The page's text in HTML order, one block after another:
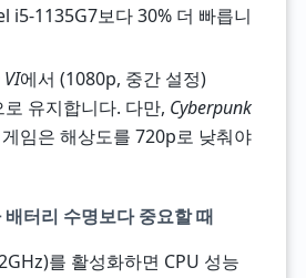
i5-1135G7보다 30% 더 빠릅니
에서 (1080p, 중간 설정)
유지합니다. 다만, Cyberpunk
임은 해상도를 720p로 낮춰야
터리 수명보다 중요할 때
를 활성화하면 CPU 성능